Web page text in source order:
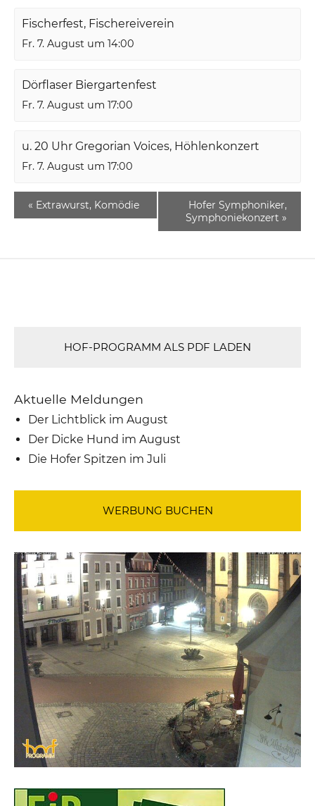
Fischerfest, Fischereiverein
Fr. 7. August um 14:00
Dörflaser Biergartenfest
Fr. 7. August um 17:00
u. 20 Uhr Gregorian Voices, Höhlenkonzert
Fr. 7. August um 17:00
« Extrawurst, Komödie
Hofer Symphoniker,
Symphoniekonzert »
HOF-PROGRAMM ALS PDF LADEN
Aktuelle Meldungen
Der Lichtblick im August
Der Dicke Hund im August
Die Hofer Spitzen im Juli
WERBUNG BUCHEN